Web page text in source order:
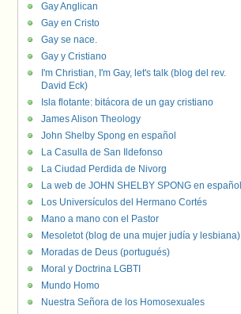
Gay Anglican
Gay en Cristo
Gay se nace.
Gay y Cristiano
I'm Christian, I'm Gay, let's talk (blog del rev.
David Eck)
Isla flotante: bitácora de un gay cristiano
James Alison Theology
John Shelby Spong en español
La Casulla de San Ildefonso
La Ciudad Perdida de Nivorg
La web de JOHN SHELBY SPONG en español
Los Universículos del Hermano Cortés
Mano a mano con el Pastor
Mesoletot (blog de una mujer judía y lesbiana)
Moradas de Deus (portugués)
Moral y Doctrina LGBTI
Mundo Homo
Nuestra Señora de los Homosexuales